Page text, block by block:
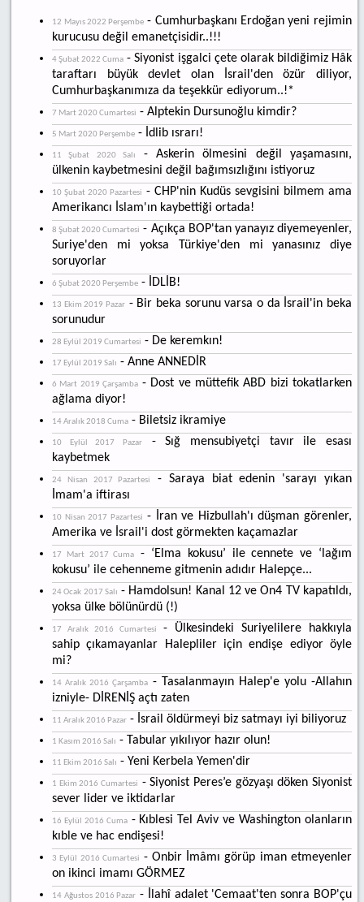
12 Mayıs 2022 Perşembe - Cumhurbaşkanı Erdoğan yeni rejimin
kurucusu değil emanetçisidir..!!!
4 Şubat 2022 Cuma - Siyonist işgalci çete olarak bildiğimiz Hâk
taraftarı büyük devlet olan İsrail'den özür diliyor,
Cumhurbaşkanımıza da teşekkür ediyorum..!*
7 Mart 2020 Cumartesi - Alptekin Dursunoğlu kimdir?
5 Mart 2020 Perşembe - İdlib ısrarı!
11 Şubat 2020 Salı
- Askerin ölmesini değil yaşamasını,
ülkenin kaybetmesini değil bağımsızlığını istiyoruz
10 Şubat 2020 Pazartesi - CHP'nin Kudüs sevgisini bilmem ama
Amerikancı İslam'ın kaybettiği ortada!
8 Şubat 2020 Cumartesi - Açıkça BOP'tan yanayız diyemeyenler,
Suriye'den mi yoksa Türkiye'den mi yanasınız diye
soruyorlar
6 Şubat 2020 Perşembe - İDLİB!
13 Ekim 2019 Pazar - Bir beka sorunu varsa o da İsrail'in beka
sorunudur
28 Eylül 2019 Cumartesi - De keremkın!
17 Eylül 2019 Salı - Anne ANNEDİR
6 Mart 2019 Çarşamba- Dost ve müttefik ABD bizi tokatlarken
ağlama diyor!
14 Aralık 2018 Cuma - Biletsiz ikramiye
10 Eylül 2017 Pazar
- Sığ mensubiyetçi tavır ile esası
kaybetmek
24 Nisan 2017 Pazartesi
- Saraya biat edenin 'sarayı yıkan
İmam'a iftirası
10 Nisan 2017 Pazartesi - İran ve Hizbullah'ı düşman görenler,
Amerika ve İsrail'i dost görmekten kaçamazlar
17 Mart 2017 Cuma
- ‘Elma kokusu’ ile cennete ve ‘lağım
kokusu’ ile cehenneme gitmenin adıdır Halepçe...
24 Ocak 2017 Salı - Hamdolsun! Kanal 12 ve On4 TV kapatıldı,
yoksa ülke bölünürdü (!)
17 Aralık 2016 Cumartesi
- Ülkesindeki Suriyelilere hakkıyla
sahip çıkamayanlar Halepliler için endişe ediyor öyle
mi?
14 Aralık 2016 Çarşamba - Tasalanmayın Halep'e yolu -Allahın
izniyle- DİRENİŞ açtı zaten
11 Aralık 2016 Pazar - İsrail öldürmeyi biz satmayı iyi biliyoruz
1 Kasım 2016 Salı - Tabular yıkılıyor hazır olun!
11 Ekim 2016 Salı - Yeni Kerbela Yemen'dir
1 Ekim 2016 Cumartesi - Siyonist Peres’e gözyaşı döken Siyonist
sever lider ve iktidarlar
16 Eylül 2016 Cuma- Kıblesi Tel Aviv ve Washington olanların
kıble ve hac endişesi!
3 Eylül 2016 Cumartesi - Onbir İmâmı görüp iman etmeyenler
on ikinci imamı GÖRMEZ
14 Ağustos 2016 Pazar - İlahî adalet 'Cemaat'ten sonra BOP'çu